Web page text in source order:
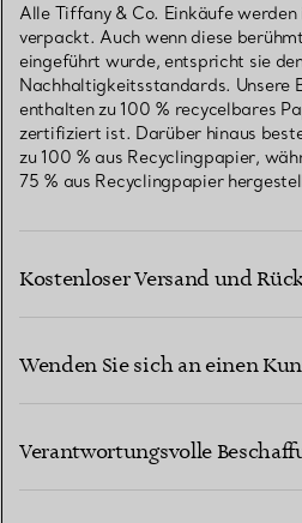
Alle Tiffany & Co. Einkäufe
verpackt. Auch wenn diese
eingeführt wurde, entspricht sie
Nachhaltigkeitsstandards. Unsere
enthalten zu 100 % recycelbares
zertifiziert ist. Darüber hinaus
zu 100 % aus Recyclingpapier,
75 % aus Recyclingpapier
Kostenloser Versand und
Wenden Sie sich an einen
Verantwortungsvolle